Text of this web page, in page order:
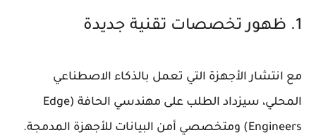
1. ظهور تخصصات تقنية جديدة
مع انتشار الأجهزة التي تعمل بالذكاء الاصطناعي
المحلي، سيزداد الطلب على
مهندسي الحافة (Edge
Engineers)
ومتخصصي أمن البيانات للأجهزة المدمجة.